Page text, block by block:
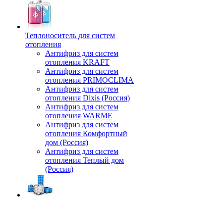
Теплоноситель для систем
отопления
Антифриз для систем
отопления KRAFT
Антифриз для систем
отопления PRIMOCLIMA
Антифриз для систем
отопления Dixis (Россия)
Антифриз для систем
отопления WARME
Антифриз для систем
отопления Комфортный
дом (Россия)
Антифриз для систем
отопления Теплый дом
(Россия)